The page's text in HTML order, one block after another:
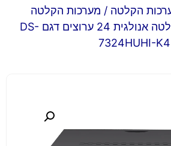
הקלטה / מערכות הקלטה
/ מערכת הקלטה אנולגית 24 ערוצים דגם DS-
7324HUHI-K4